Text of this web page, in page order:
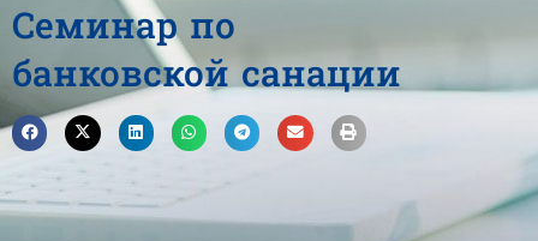
Семинар по
банковской санации